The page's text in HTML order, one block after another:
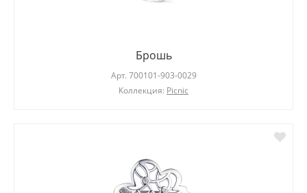
Брошь
Арт. 700101-903-0029
Коллекция: Picnic